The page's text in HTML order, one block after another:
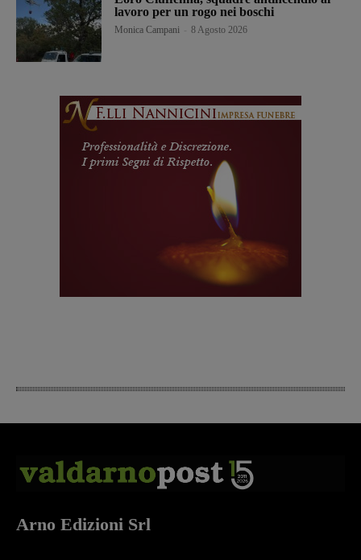
lavoro per un rogo nei boschi
Monica Campani 8 Agosto 2026
Arno Edizioni Srl